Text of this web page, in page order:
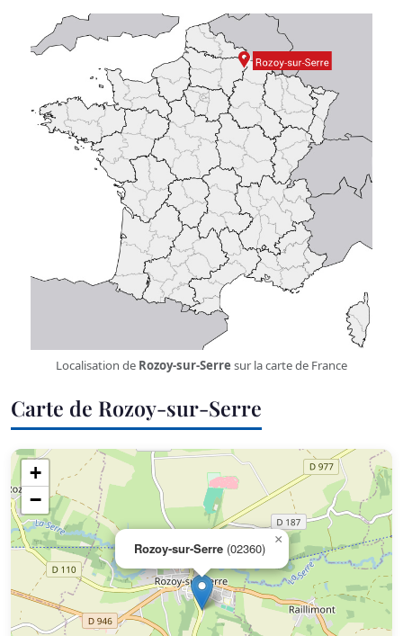
Localisation de Rozoy-sur-Serresur la carte de France
Carte de Rozoy-sur-Serre
Rozoy-sur-Serre (02360)
×
+
−